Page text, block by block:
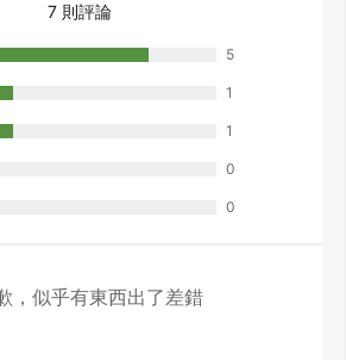
7 則評論
5
1
1
0
0
，似乎有東西出了差錯